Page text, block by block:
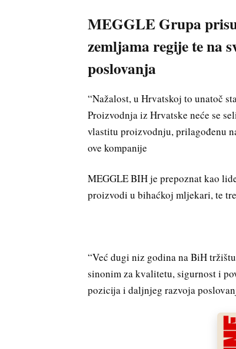
MEGGLE Grupa
zemljama regije te na
poslovanja
“Nažalost, u Hrvatskoj to unatoč
Proizvodnja iz Hrvatske neće se
vlastitu proizvodnju, prilagođenu
ove kompanije
MEGGLE BIH je prepoznat kao
proizvodi u bihaćkoj mljekari, te
“Već dugi niz godina na BiH
sinonim za kvalitetu, sigurnost i
pozicija i daljnjeg razvoja